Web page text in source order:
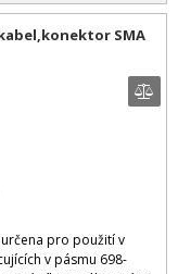
kabel,konektor SMA
určena pro použití v
v pásmu 698-